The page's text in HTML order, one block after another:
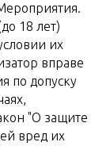
18 лет)
их
вправе
по допуску
"О защите
вред их